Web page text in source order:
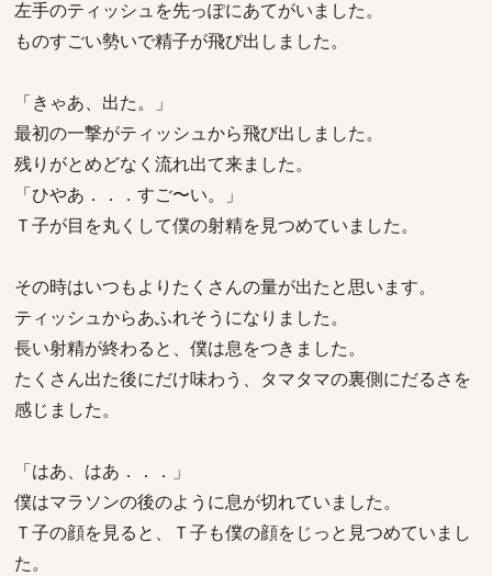
左手のティッシュを先っぽにあてがいました。
ものすごい勢いで精子が飛び出しました。
「きゃあ、出た。」
最初の一撃がティッシュから飛び出しました。
残りがとめどなく流れ出て来ました。
「ひやあ．．．すご〜い。」
Ｔ子が目を丸くして僕の射精を見つめていました。
その時はいつもよりたくさんの量が出たと思います。
ティッシュからあふれそうになりました。
長い射精が終わると、僕は息をつきました。
たくさん出た後にだけ味わう、タマタマの裏側にだるさを
感じました。
「はあ、はあ．．．」
僕はマラソンの後のように息が切れていました。
Ｔ子の顔を見ると、Ｔ子も僕の顔をじっと見つめていまし
た。